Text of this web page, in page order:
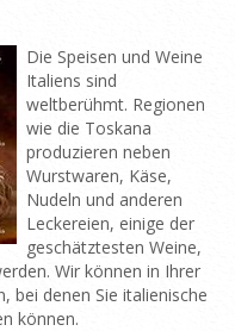
Die Speisen und Weine
Italiens sind
weltberühmt. Regionen
wie die Toskana
produzieren neben
Wurstwaren, Käse,
Nudeln und anderen
Leckereien, einige der
geschätztesten Weine,
Wir können in Ihrer
bei denen Sie italienische
können.